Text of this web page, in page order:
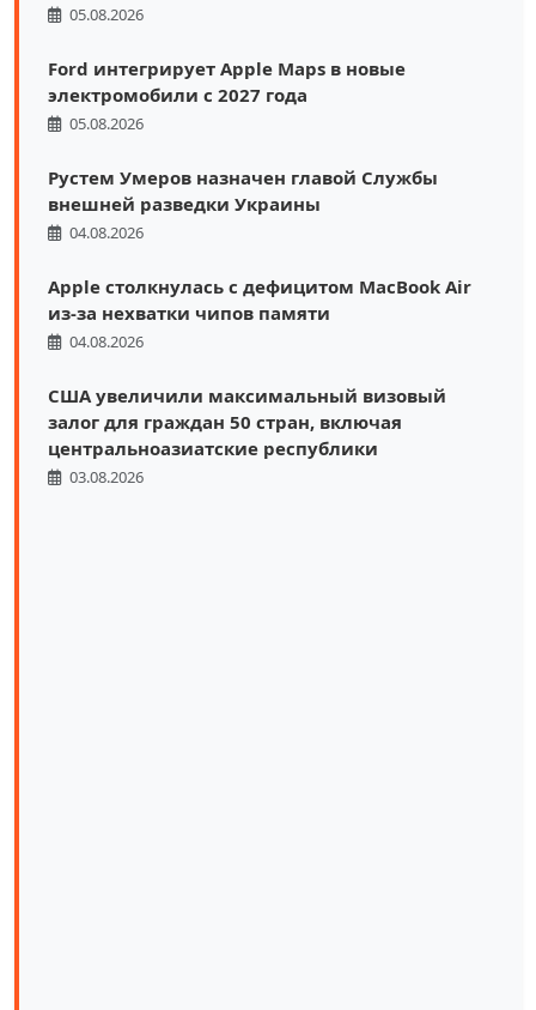
05.08.2026
Ford интегрирует Apple Maps в новые
электромобили с 2027 года
05.08.2026
Рустем Умеров назначен главой Службы
внешней разведки Украины
04.08.2026
Apple столкнулась с дефицитом MacBook Air
из-за нехватки чипов памяти
04.08.2026
США увеличили максимальный визовый
залог для граждан 50 стран, включая
центральноазиатские республики
03.08.2026